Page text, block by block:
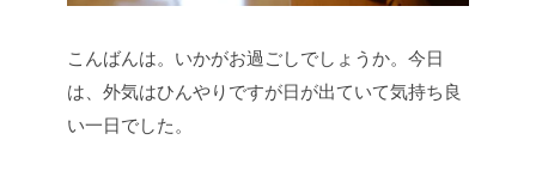
こんばんは。いかがお過ごしでしょうか。今日
は、外気はひんやりですが日が出ていて気持ち良
い一日でした。